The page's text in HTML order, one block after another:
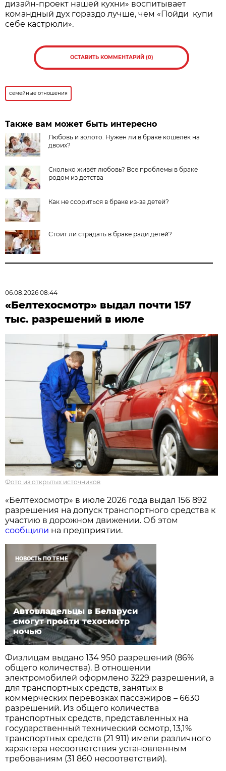
дизайн-проект нашей кухни» воспитывает
командный дух гораздо лучше, чем «Пойди купи
себе кастрюли».
ОСТАВИТЬ КОММЕНТАРИЙ (0)
семейные отношения
Также вам может быть интересно
Любовь и золото. Нужен ли в браке кошелек на
двоих?
Сколько живёт любовь? Все проблемы в браке
родом из детства
Как не ссориться в браке из-за детей?
Стоит ли страдать в браке ради детей?
06.08.2026 08:44
«Белтехосмотр» выдал почти 157
тыс. разрешений в июле
Фото из открытых источников
«Белтехосмотр» в июле 2026 года выдал 156 892
разрешения на допуск транспортного средства к
участию в дорожном движении. Об этом
сообщили на предприятии.
НОВОСТЬ ПО ТЕМЕ
Автовладельцы в Беларуси
смогут пройти техосмотр
ночью
Физлицам выдано 134 950 разрешений (86%
общего количества). В отношении
электромобилей оформлено 3229 разрешений, а
для транспортных средств, занятых в
коммерческих перевозках пассажиров – 6630
разрешений. Из общего количества
транспортных средств, представленных на
государственный технический осмотр, 13,1%
транспортных средств (21 911) имели различного
характера несоответствия установленным
требованиям (31 860 несоответствий).